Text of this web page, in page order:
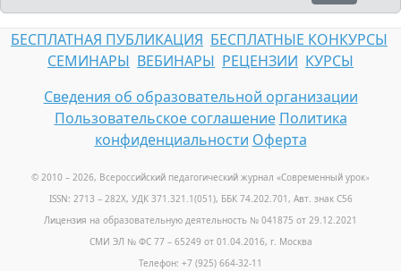
БЕСПЛАТНАЯ ПУБЛИКАЦИЯ БЕСПЛАТНЫЕ КОНКУРСЫ
СЕМИНАРЫ ВЕБИНАРЫ РЕЦЕНЗИИ КУРСЫ
Сведения об образовательной организации
Пользовательское соглашение Политика
конфиденциальности Оферта
© 2010 – 2026, Всероссийский педагогический журнал «Современный урок»
ISSN: 2713 – 282X, УДК 371.321.1(051), ББК 74.202.701, Авт. знак С56
Лицензия на образовательную деятельность № 041875 от 29.12.2021
СМИ ЭЛ № ФС 77 – 65249 от 01.04.2016, г. Москва
Телефон: +7 (925) 664-32-11